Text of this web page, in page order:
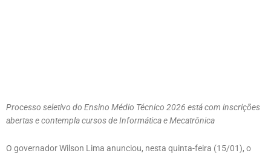
Processo seletivo do Ensino Médio Técnico 2026 está com inscrições
abertas e contempla cursos de Informática e Mecatrônica
O governador Wilson Lima anunciou, nesta quinta-feira (15/01), o